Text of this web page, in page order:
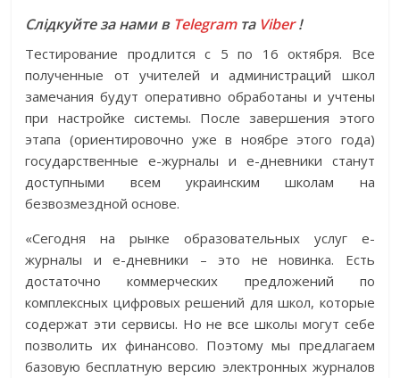
Слідкуйте за нами в Telegramта Viber!
Тестирование продлится с 5 по 16 октября. Все
полученные от учителей и администраций школ
замечания будут оперативно обработаны и учтены
при настройке системы. После завершения этого
этапа (ориентировочно уже в ноябре этого года)
государственные е-журналы и е-дневники станут
доступными всем украинским школам на
безвозмездной основе.
«Сегодня на рынке образовательных услуг е-
журналы и е-дневники – это не новинка. Есть
достаточно коммерческих предложений по
комплексных цифровых решений для школ, которые
содержат эти сервисы. Но не все школы могут себе
позволить их финансово. Поэтому мы предлагаем
базовую бесплатную версию электронных журналов